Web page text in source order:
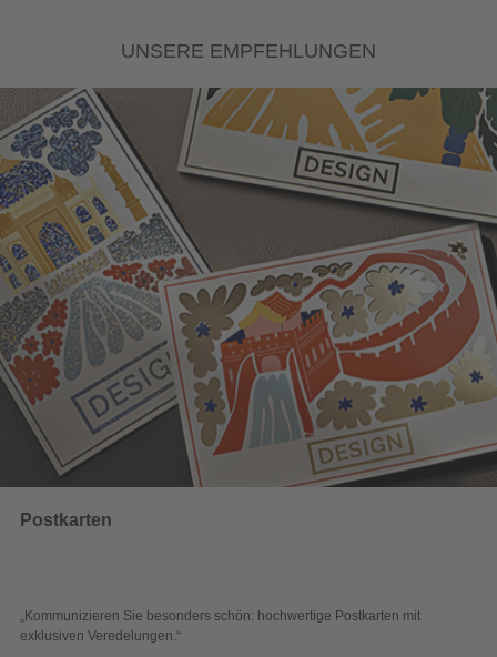
UNSERE EMPFEHLUNGEN
hochwertige Postkarten mit
„Sichtbar und wirkungsvoll – mit